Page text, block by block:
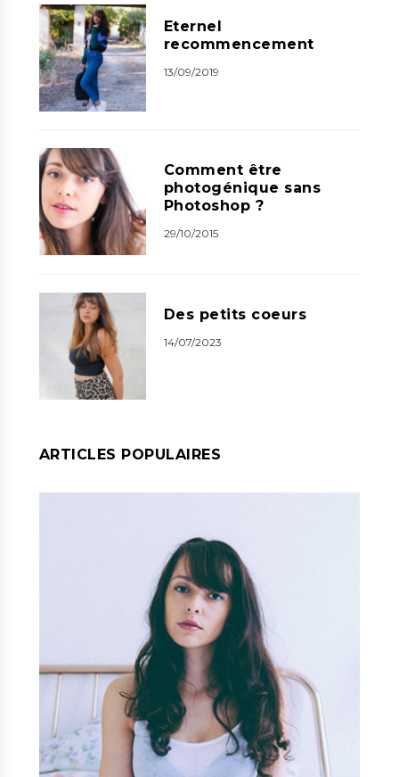
Eternel
recommencement
13/09/2019
Comment être
photogénique sans
Photoshop ?
29/10/2015
Des petits coeurs
14/07/2023
ARTICLES POPULAIRES